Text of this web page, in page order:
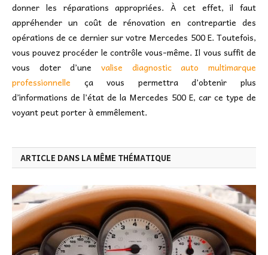
donner les réparations appropriées. À cet effet, il faut
appréhender un coût de rénovation en contrepartie des
opérations de ce dernier sur votre Mercedes 500 E. Toutefois,
vous pouvez procéder le contrôle vous-même. Il vous suffit de
vous doter d’une valise diagnostic auto multimarque
professionnelle ça vous permettra d’obtenir plus
d’informations de l’état de la Mercedes 500 E, car ce type de
voyant peut porter à emmêlement.
ARTICLE DANS LA MÊME THÉMATIQUE